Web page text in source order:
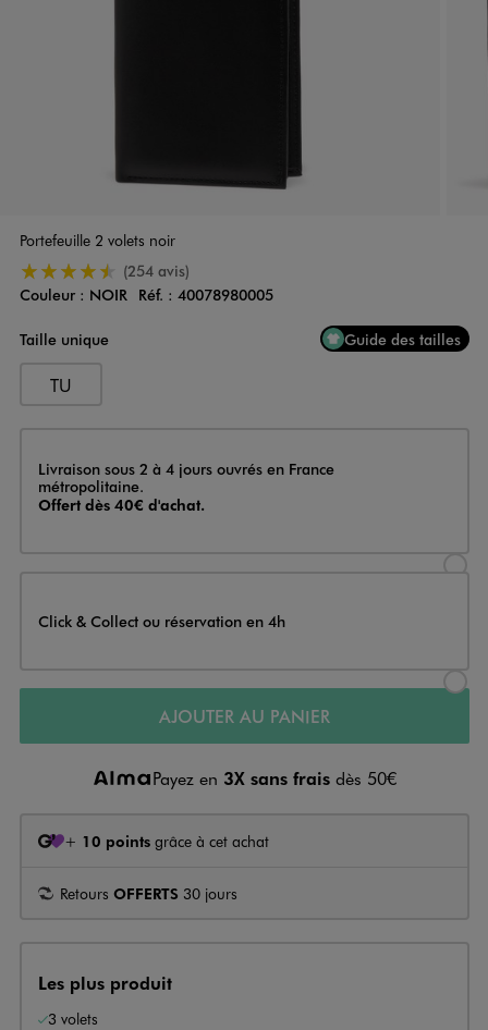
Portefeuille 2 volets noir
4.5/5 de moyenne
(254 avis)
Couleur
Couleur : NOIR Réf. : 40078980005
Taille unique
Guide des tailles
TU
Livraison
Livraison sous 2 à 4 jours ouvrés en France
métropolitaine.
Offert dès 40€ d'achat.
Click & Collect ou réservation en 4h
AJOUTER AU PANIER
Payez en 3X sans frais dès 50€
+ 10 points grâce à cet achat
Retours OFFERTS 30 jours
Les plus produit
3 volets